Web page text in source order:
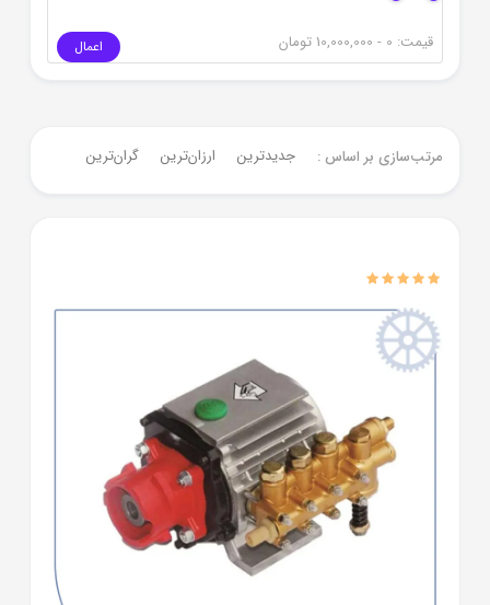
قیمت: 0 - 10,000,000 تومان اعمال
مرتب‌سازی بر اساس : جدیدترین ارزان‌ترین گران‌ترین